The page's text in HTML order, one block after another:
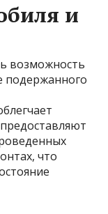
и
возможность
подержанного
что